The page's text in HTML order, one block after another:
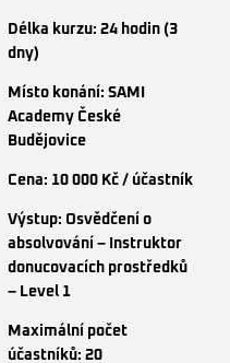
Délka kurzu: 24 hodin (3
dny)
Místo konání: SAMI
Academy České
Budějovice
Cena: 10 000 Kč / účastník
Výstup: Osvědčení o
absolvování – Instruktor
donucovacích prostředků
– Level 1
Maximální počet
účastníků: 20